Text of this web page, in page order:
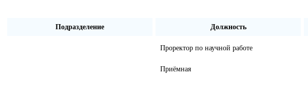
Подразделение Должность
Проректор по научной работе
Приёмная